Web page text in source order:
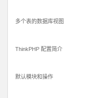
多个表的数据库视图
ThinkPHP 配置简介
默认模块和操作